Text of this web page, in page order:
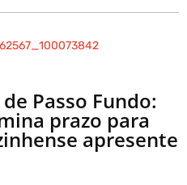
Passo Fundo:
prazo para
apresente